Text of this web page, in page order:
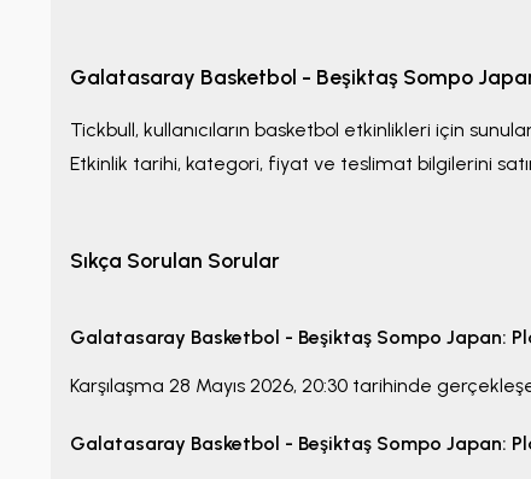
Galatasaray Basketbol - Beşiktaş Sompo
Tickbull, kullanıcıların basketbol etkinlikleri için
Etkinlik tarihi, kategori, fiyat ve teslimat bilgilerini
Sıkça Sorulan Sorular
Galatasaray Basketbol - Beşiktaş Sompo Japan:
Karşılaşma 28 Mayıs 2026, 20:30 tarihinde
Galatasaray Basketbol - Beşiktaş Sompo Japan: